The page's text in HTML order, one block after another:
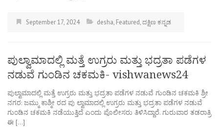
September 17, 2024 desha, Featured,ದಕ್ಷಿಣ ಕನ್ನಡ
ಪುಲ್ವಾಮಾದಲ್ಲಿ ಮತ್ತೆ ಉಗ್ರರು ಮತ್ತು ಭದ್ರತಾ ಪಡೆಗಳ
ನಡುವೆ ಗುಂಡಿನ ಚಕಮಕಿ- vishwanews24
ಪುಲ್ವಾಮಾದಲ್ಲಿ ಮತ್ತೆ ಉಗ್ರರು ಮತ್ತು ಭದ್ರತಾ ಪಡೆಗಳ ನಡುವೆ ಗುಂಡಿನ ಚಕಮಕಿ ಶ್ರೀ
ನಗರ: ಜಮ್ಮು ಕಾಶ್ಮೀ ರದ ಪು ಲ್ವಾಮಾದಲ್ಲಿ ಉಗ್ರರು ಮತ್ತು ಭದ್ರತಾ ಪಡೆಗಳ ನಡುವೆ
ಗುಂಡಿನ ಚಕಮಕಿ ನಡೆಯುತ್ತಿದೆ ಎಂದು ಪೊಲೀಸರು ತಿಳಿಸಿದ್ದಾರೆ. ಗುರುವಾರ ತಡರಾತ್ರಿ
ಈ […]